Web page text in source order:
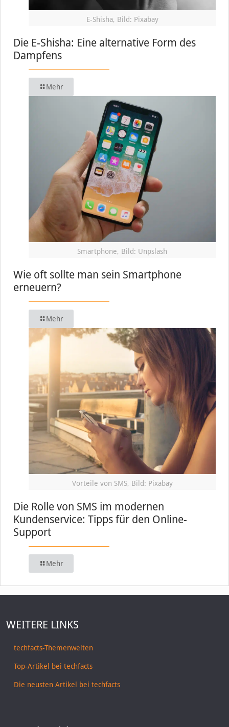
E-Shisha, Bild: Pixabay
Die E-Shisha: Eine alternative Form des
Dampfens
Mehr
Smartphone, Bild: Unpslash
Wie oft sollte man sein Smartphone
erneuern?
Mehr
Vorteile von SMS, Bild: Pixabay
Die Rolle von SMS im modernen
Kundenservice: Tipps für den Online-
Support
Mehr
WEITERE LINKS
techfacts-Themenwelten
Top-Artikel bei techfacts
Die neusten Artikel bei techfacts